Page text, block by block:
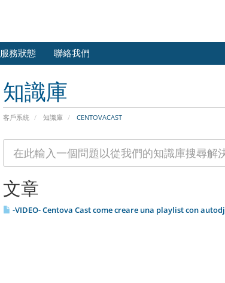
服務狀態 聯絡我們
知識庫
客戶系統 知識庫 CENTOVACAST
文章
-VIDEO- Centova Cast come creare una playlist con autodj